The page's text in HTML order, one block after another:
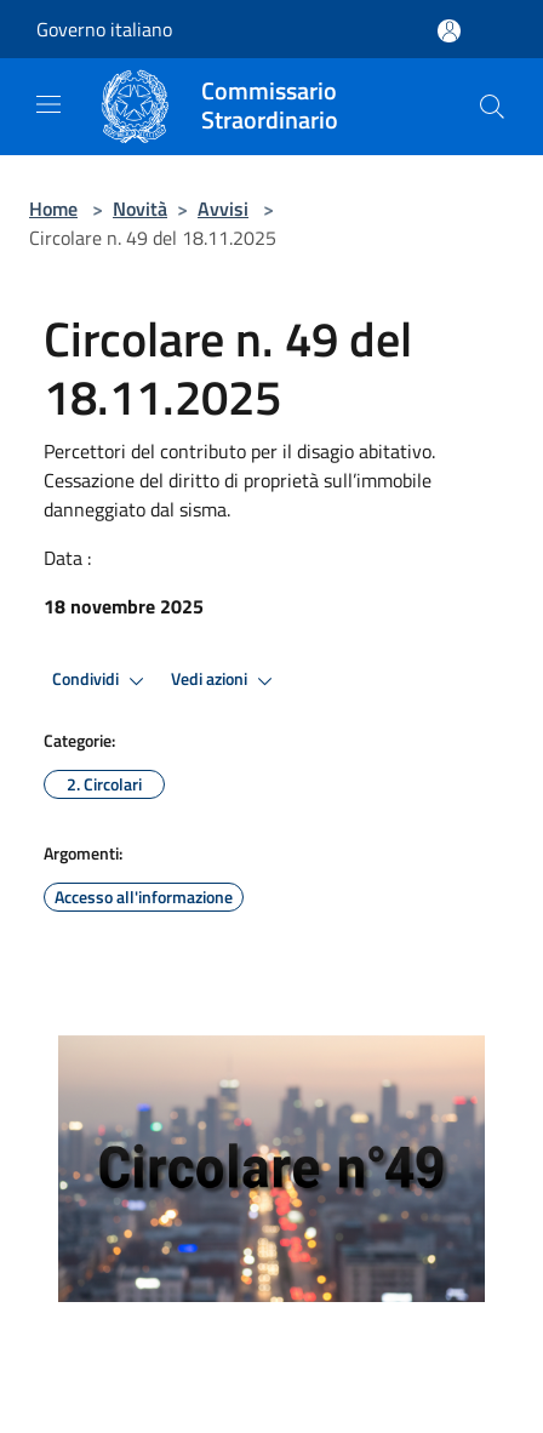
Governo italiano
Commissario
Straordinario
Home > Novità > Avvisi >
Circolare n. 49 del 18.11.2025
Circolare n. 49 del
18.11.2025
Percettori del contributo per il disagio abitativo.
Cessazione del diritto di proprietà sull’immobile
danneggiato dal sisma.
Data :
18 novembre 2025
Condividi Vedi azioni
Categorie:
2. Circolari
Argomenti:
Accesso all'informazione